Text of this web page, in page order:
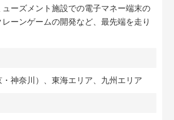
ーズメント施設での電子マネー端末の
ーンゲームの開発など、最先端を走り
神奈川）、東海エリア、九州エリア